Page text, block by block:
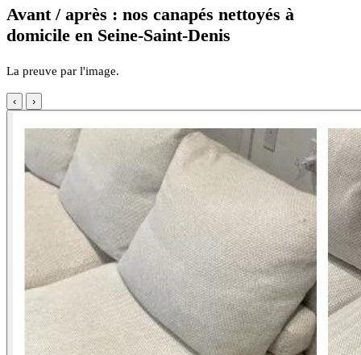
Avant / après : nos canapés nettoyés à
domicile en Seine-Saint-Denis
La preuve par l'image.
‹ ›